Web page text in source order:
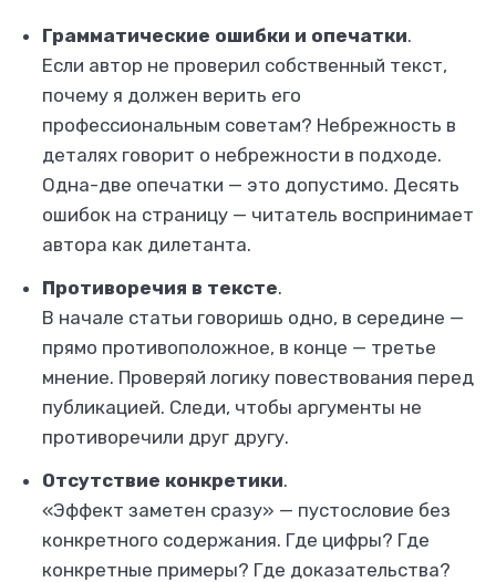
Грамматические ошибки и опечатки.
Если автор не проверил собственный текст,
почему я должен верить его
профессиональным советам? Небрежность в
деталях говорит о небрежности в подходе.
Одна-две опечатки — это допустимо. Десять
ошибок на страницу — читатель воспринимает
автора как дилетанта.
Противоречия в тексте.
В начале статьи говоришь одно, в середине —
прямо противоположное, в конце — третье
мнение. Проверяй логику повествования перед
публикацией. Следи, чтобы аргументы не
противоречили друг другу.
Отсутствие конкретики.
«Эффект заметен сразу» — пустословие без
конкретного содержания. Где цифры? Где
конкретные примеры? Где доказательства?